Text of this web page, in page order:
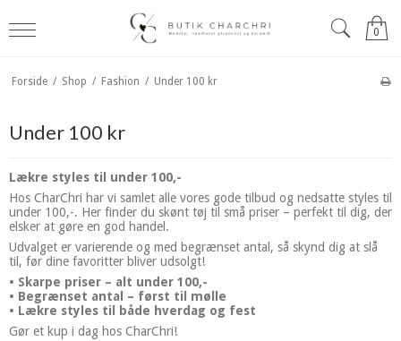
0
Forside / Shop / Fashion / Under 100 kr
Under 100 kr
Lækre styles til under 100,-
Hos CharChri har vi samlet alle vores gode tilbud og nedsatte styles til
under 100,-. Her finder du skønt tøj til små priser – perfekt til dig, der
elsker at gøre en god handel.
Udvalget er varierende og med begrænset antal, så skynd dig at slå
til, før dine favoritter bliver udsolgt!
• Skarpe priser – alt under 100,-
• Begrænset antal – først til mølle
• Lækre styles til både hverdag og fest
Gør et kup i dag hos CharChri!